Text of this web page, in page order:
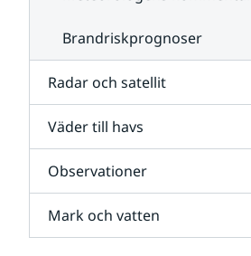
Brandriskprognoser
Radar och satellit
Väder till havs
Observationer
Mark och vatten